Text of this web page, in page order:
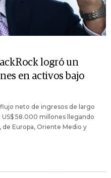
logró un
en activos bajo
neto de ingresos de largo
58.000 millones llegando
de Europa, Oriente Medio y